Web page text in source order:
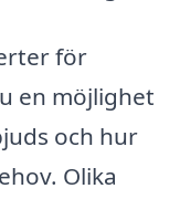
för
en möjlighet
och hur
Olika